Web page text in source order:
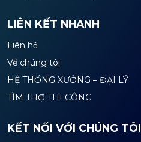
LIÊN KẾT NHANH
Liên hệ
Về chúng tôi
HỆ THỐNG XƯỞNG – ĐẠI LÝ
TÌM THỢ THI CÔNG
KẾT NỐI VỚI CHÚNG TÔI